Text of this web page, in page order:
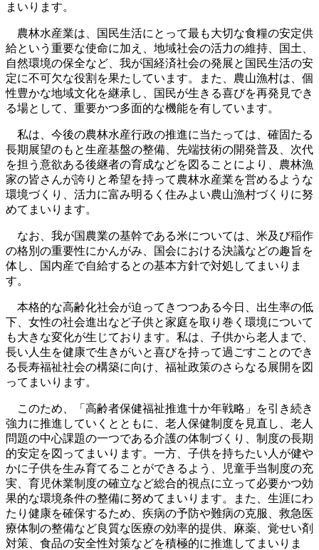
まいります。
農林水産業は、国民生活にとって最も大切な食糧の安定供
給という重要な使命に加え、地域社会の活力の維持、国土、
自然環境の保全など、我が国経済社会の発展と国民生活の安
定に不可欠な役割を果たしています。また、農山漁村は、個
性豊かな地域文化を継承し、国民が生きる喜びを再発見でき
る場として、重要かつ多面的な機能を有しています。
私は、今後の農林水産行政の推進に当たっては、確固たる
長期展望のもと生産基盤の整備、先端技術の開発普及、次代
を担う意欲ある後継者の育成などを図ることにより、農林漁
家の皆さんが誇りと希望を持って農林水産業を営めるような
環境づくり、活力に富み明るく住みよい農山漁村づくりに努
めてまいります。
なお、我が国農業の基幹である米については、米及び稲作
の格別の重要性にかんがみ、国会における決議などの趣旨を
体し、国内産で自給するとの基本方針で対処してまいりま
す。
本格的な高齢化社会が迫ってきつつある今日、出生率の低
下、女性の社会進出など子供と家庭を取り巻く環境について
も大きな変化が生じております。私は、子供から老人まで、
長い人生を健康で生きがいと喜びを持って過ごすことのでき
る長寿福祉社会の構築に向け、福祉政策のさらなる展開を図
ってまいります。
このため、「高齢者保健福祉推進十か年戦略」を引き続き
強力に推進していくとともに、老人保健制度を見直し、老人
問題の中心課題の一つである介護の体制づくり、制度の長期
的安定を図ってまいります。一方、子供を持ちたい人が健や
かに子供を生み育てることができるよう、児童手当制度の充
実、育児休業制度の確立など総合的視点に立って必要かつ効
果的な環境条件の整備に努めてまいります。また、生涯にわ
たり健康を確保するため、疾病の予防や難病の克服、救急医
療体制の整備など良質な医療の効率的提供、麻薬、覚せい剤
対策、食品の安全性対策などを積極的に推進してまいりま